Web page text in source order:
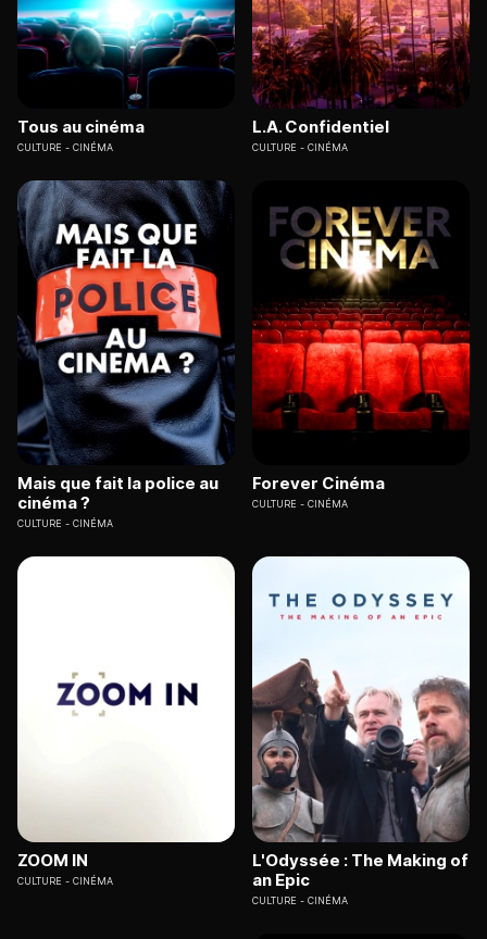
Tous au cinéma
CULTURE CINÉMA
L.A. Confidentiel
CULTURE CINÉMA
Mais que fait la police au
cinéma ?
CULTURE CINÉMA
Forever Cinéma
CULTURE CINÉMA
ZOOM IN
CULTURE CINÉMA
L'Odyssée : The Making of
an Epic
CULTURE CINÉMA